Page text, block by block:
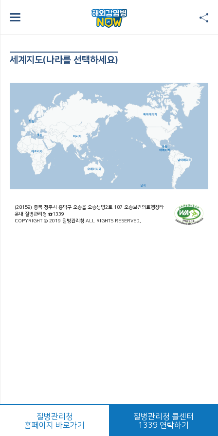
세계지도(나라를 선택하세요)
(28159) 충북 청주시 흥덕구 오송읍 오송생명2로 187 오송보건의료행정타
운내 질병관리청 ☎1339
COPYRIGHT © 2019 질병관리청 ALL RIGHTS RESERVED.
질병관리청
홈페이지 바로가기
질병관리청 콜센터
1339 연락하기